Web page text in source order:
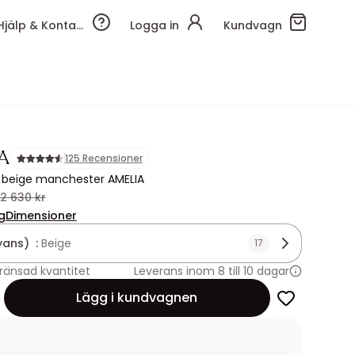
Hjälp & Kontakt Logga in Kundvagn
125 Recensioner
manchester AMELIA
2 630 kr
Dimensioner
: Beige 17
kvantitet Leverans inom 8 till 10 dagar
Lägg i kundvagnen